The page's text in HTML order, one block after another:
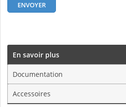
En savoir plus
Documentation
Accessoires